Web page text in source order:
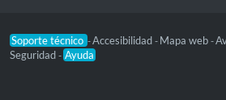
Soporte técnico -Accesibilidad - Mapa web -
Seguridad - Ayuda